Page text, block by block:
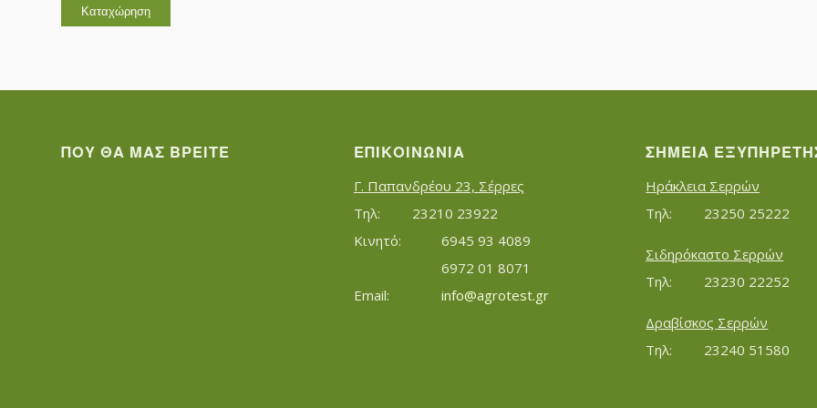
ΠΟΥ ΘΑ ΜΑΣ ΒΡΕΊΤΕ ΕΠΙΚΟΙΝΩΝΊΑ
Γ. Παπανδρέου 23, Σέρρες
Τηλ:		23210 23922
Κινητό:		6945 93 4089
			6972 01 8071
info@agrotest.gr
ΣΗΜΕΊΑ
Ηράκλεια Σερρών
Τηλ:		23250 25222
Σιδηρόκαστο Σερρών
Τηλ:		23230 22252
Δραβίσκος Σερρών
Τηλ:		23240 51580